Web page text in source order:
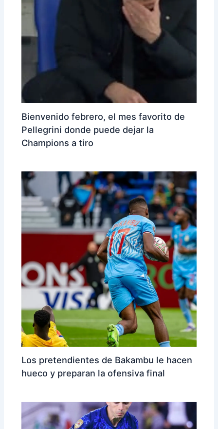
Bienvenido febrero, el mes favorito de
Pellegrini donde puede dejar la
Champions a tiro
Los pretendientes de Bakambu le hacen
hueco y preparan la ofensiva final